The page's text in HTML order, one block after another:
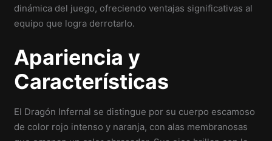
dinámica del juego, ofreciendo ventajas significativas al
equipo que logra derrotarlo.
Apariencia y
Características
El Dragón Infernal se distingue por su cuerpo escamoso
de color rojo intenso y naranja, con alas membranosas